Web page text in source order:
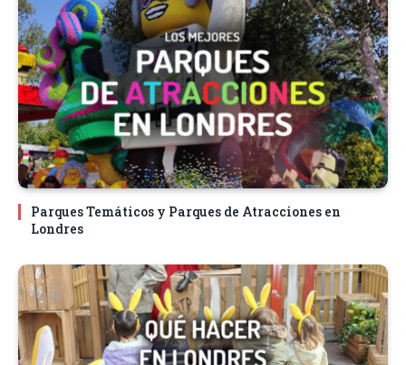
Parques Temáticos y Parques de Atracciones en
Londres